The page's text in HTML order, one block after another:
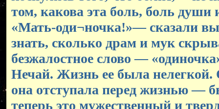
том, какова эта боль, боль души
«Мать-оди¬ночка!»— сказали
знать, сколько драм и мук
безжалостное слово —
Нечай. Жизнь ее была
она отступала перед жизнью —
теперь это мужественный и